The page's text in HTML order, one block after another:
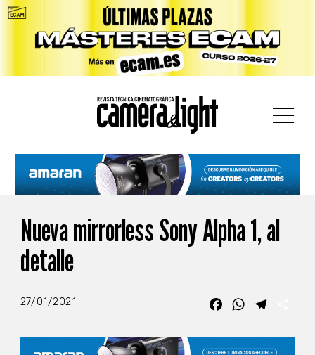
Nueva mirrorless Sony Alpha 1, al
detalle
27/01/2021 FacebookWhatsApp